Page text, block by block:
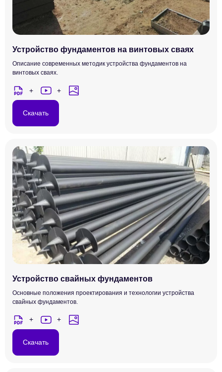
Устройство фундаментов на винтовых сваях
Описание современных методик устройства фундаментов на
винтовых сваях.
Скачать
Устройство свайных фундаментов
Основные положения проектирования и технологии устройства
свайных фундаментов.
Скачать